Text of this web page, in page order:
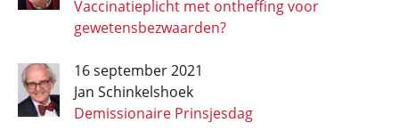
Vaccinatieplicht met ontheffing voor
gewetensbezwaarden?
16 september 2021
Jan Schinkelshoek
Demissionaire Prinsjesdag